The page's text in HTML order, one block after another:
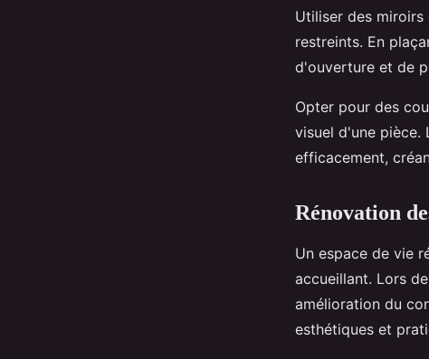
Utiliser des
restreints. En
d'ouverture et de
Opter pour des
visuel d'une pièce.
efficacement,
Rénovation
Un espace de vie
accueillant. Lors
amélioration du
esthétiques et